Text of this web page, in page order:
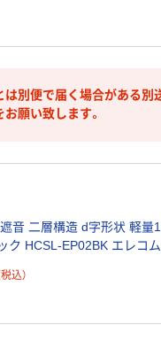
別便で届く場合がある別
願い致します。
音 二層構造 d字形状 軽量
ク HCSL-EP02BK エレコム
税込）